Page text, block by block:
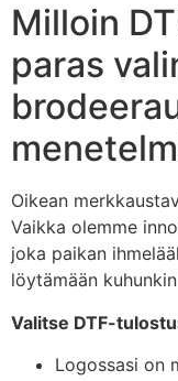
Milloin
paras
Oikean
Vaikka olemme
joka paikan
löytämään
Valitse DTF-
Logossasi on